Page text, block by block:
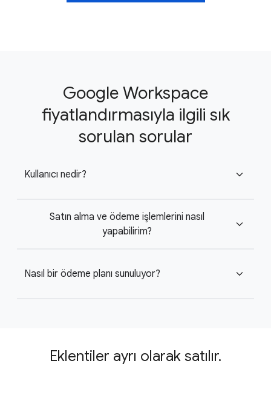
Google Workspace
fiyatlandırmasıyla ilgili sık
sorulan sorular
Kullanıcı nedir? expand_more
Satın alma ve ödeme işlemlerini nasıl
yapabilirim?
expand_more
Nasıl bir ödeme planı sunuluyor? expand_more
Eklentiler ayrı olarak satılır.